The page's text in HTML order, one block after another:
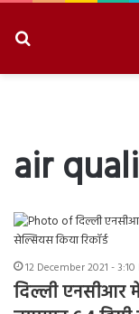
air
12 December 2021 - 3:10
दिल्ली एनसीआर